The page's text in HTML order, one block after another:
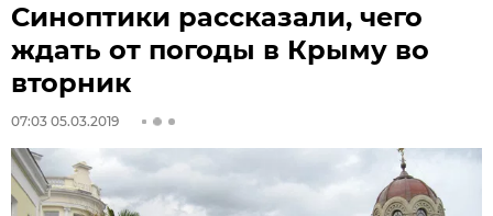
Синоптики рассказали, чего
ждать от погоды в Крыму во
вторник
07:03 05.03.2019